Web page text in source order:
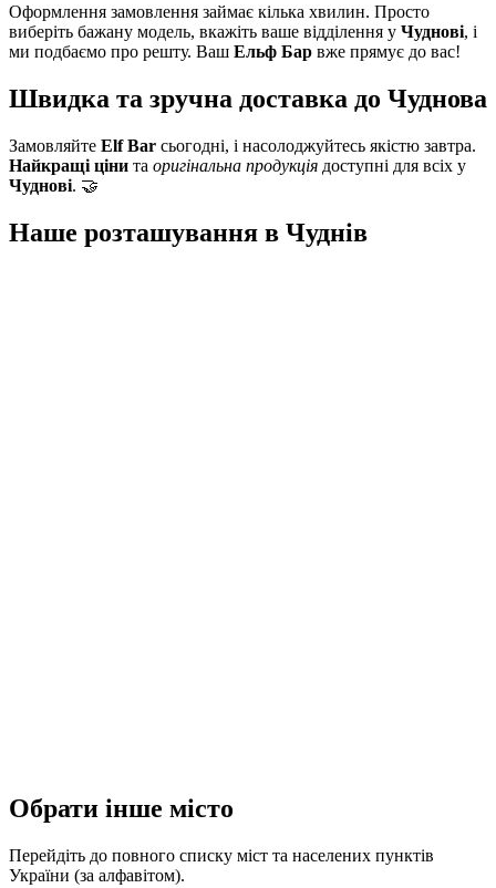
Оформлення замовлення займає кілька хвилин. Просто
виберіть бажану модель, вкажіть ваше відділення у Чуднові, і
ми подбаємо про решту. Ваш Ельф Бар вже прямує до вас!
Швидка та зручна доставка до Чуднова
Замовляйте Elf Bar сьогодні, і насолоджуйтесь якістю завтра.
Найкращі ціни та оригінальна продукція доступні для всіх у
Чуднові. 🤝
Наше розташування в Чуднів
Обрати інше місто
Перейдіть до повного списку міст та населених пунктів
України (за алфавітом).